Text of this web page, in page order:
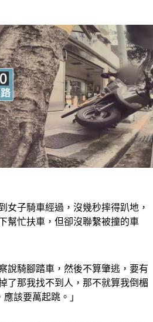
女子騎車經過，沒幾秒摔得趴地，
幫忙扶車，但卻沒聯繫被撞的車
說騎腳踏車，然後不算肇逃，要有
了那我找不到人，那不就算我倒楣